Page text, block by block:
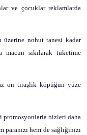
ve çocuklar reklamlarda
üzerine nohut tanesi kadar
sıkılarak tüketime
on tıraşlık köpüğün yüze
promosyonlarla bizleri daha
hem de sağlığınızı